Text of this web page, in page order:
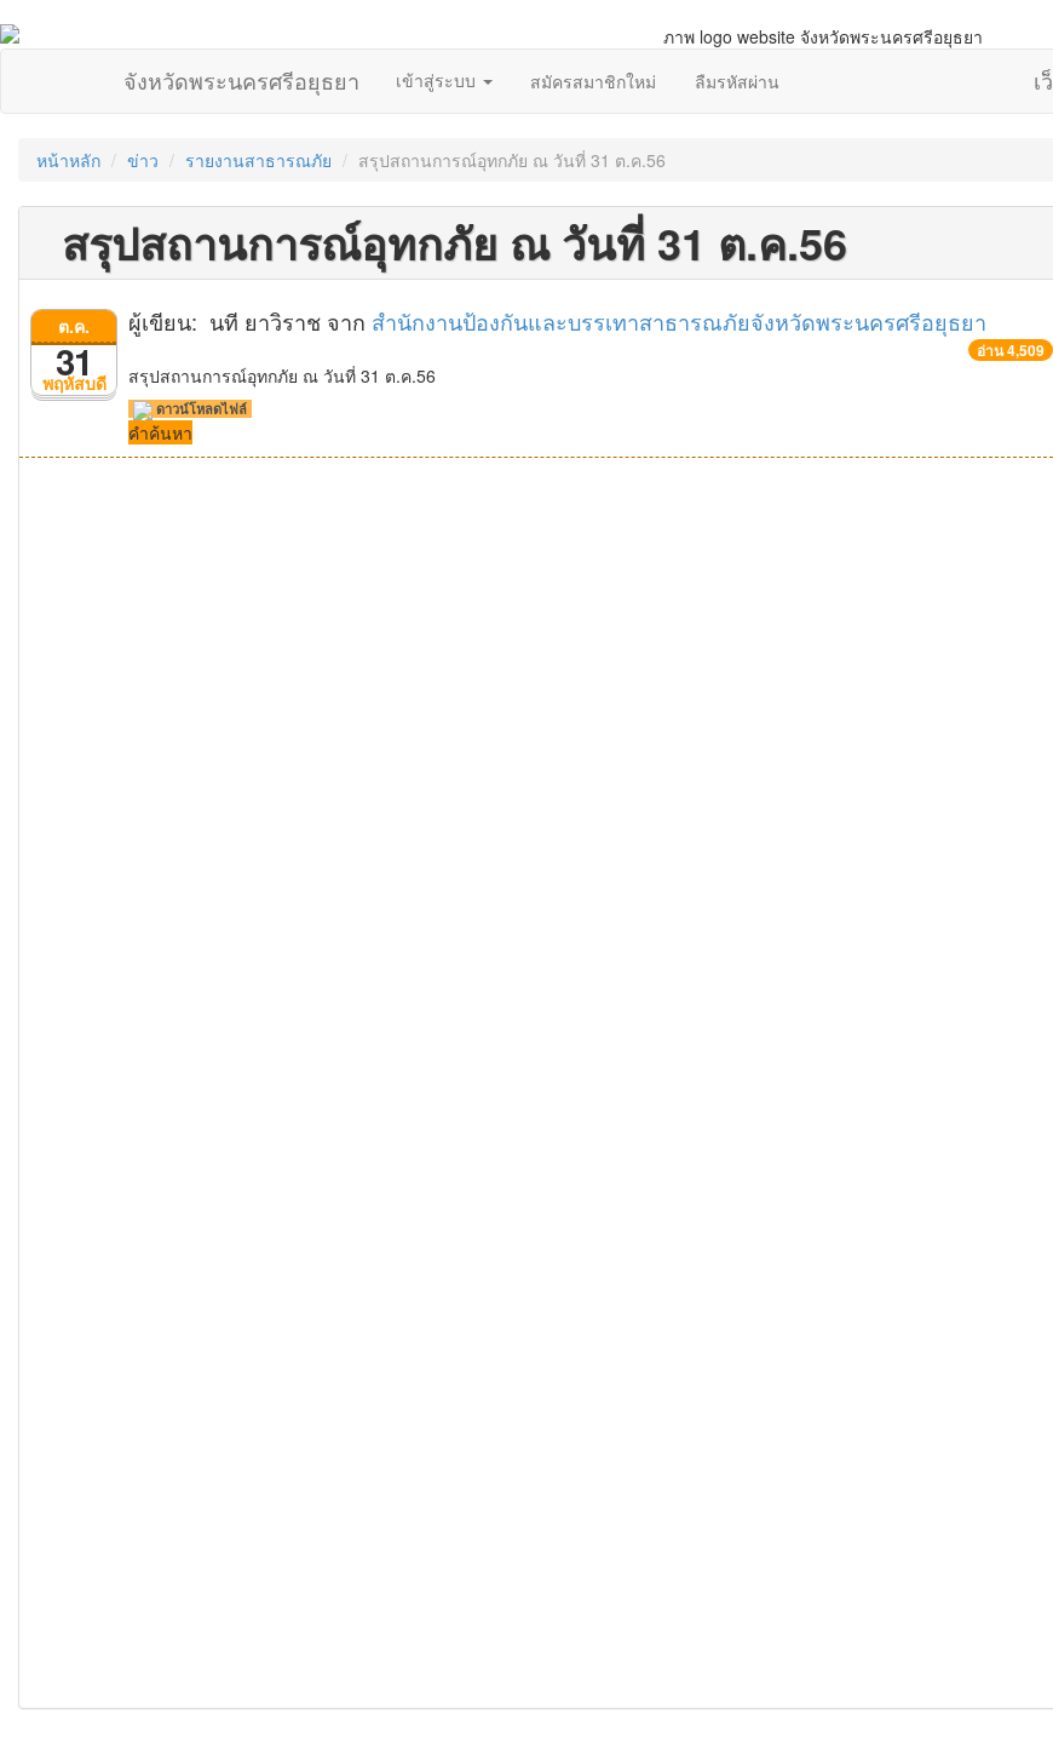
จังหวัดพระนครศรีอยุธยา เข้าสู่ระบบ สมัครสมาชิกใหม่ ลืมรหัสผ่าน
หน้าหลัก ข่าว รายงานสาธารณภัย สรุปสถานการณ์อุทกภัย ณ วันที่ 31 ต.ค.56
สรุปสถานการณ์อุทกภัย ณ วันที่ 31 ต.ค.56
พฤหัสบดี
ต.ค.
31
ผู้เขียน: นที ยาวิราช จาก สำนักงานป้องกันและบรรเทาสาธารณภัยจังหวัดพระนครศรีอยุธยา
อ่าน 4,509
สรุปสถานการณ์อุทกภัย ณ วันที่ 31 ต.ค.56
ดาวน์โหลดไฟล์
คำค้นหา